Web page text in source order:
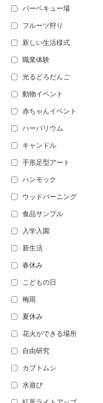
バーベキュー場
フルーツ狩り
新しい生活様式
職業体験
光るどろだんご
動物イベント
赤ちゃんイベント
ハーバリウム
キャンドル
手形足型アート
ハンモック
ウッドバーニング
食品サンプル
入学入園
新生活
春休み
こどもの日
梅雨
夏休み
花火ができる場所
自由研究
カブトムシ
水遊び